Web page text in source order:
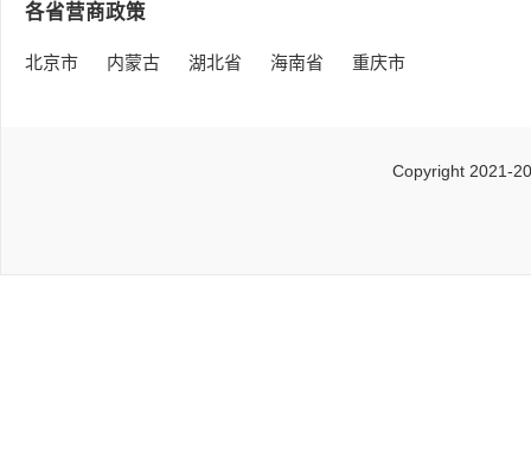
各省营商政策
北京市 内蒙古 湖北省 海南省 重庆市
Copyright 2021-